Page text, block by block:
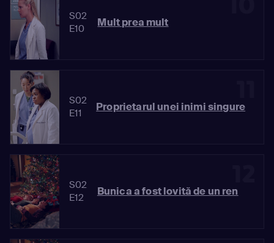
S02
E10
Mult prea mult
S02
E11
Proprietarul unei inimi singure
S02
E12
Bunica a fost lovită de un ren